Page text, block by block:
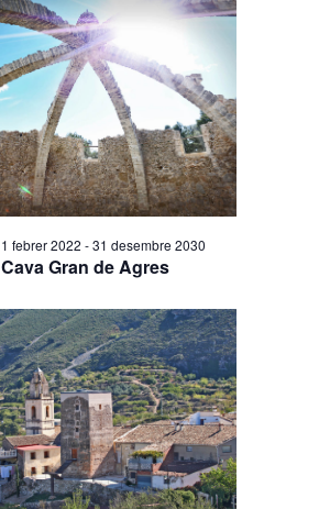
Cava Gran de Agres
1 febrer 2022 -31 desembre 2030